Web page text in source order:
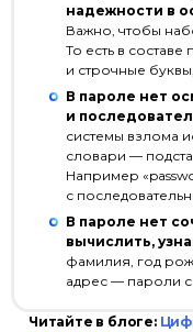
надежности в
Важно, чтобы
То есть в
и строчные
В пароле нет
и
системы взлома
словари —
Например
с
В пароле нет
вычислить,
фамилия, год
адрес — пароли
Читайте в блоге: